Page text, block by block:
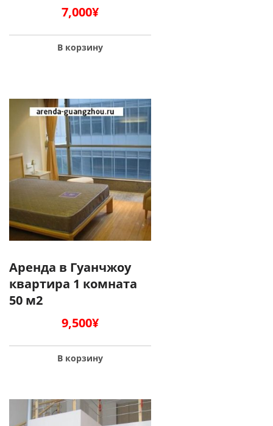
7,000¥
В корзину
Аренда в Гуанчжоу
квартира 1 комната
50 м2
9,500¥
В корзину